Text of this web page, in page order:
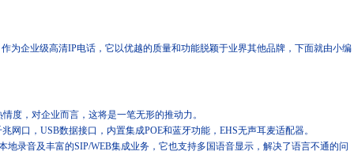
企业级高清IP电话，它以优越的质量和功能脱颖于业界其他品牌，下面就由小编
，对企业而言，这将是一笔无形的推动力。
口，USB数据接口，内置集成POE和蓝牙功能，EHS无声耳麦适配器。
录音及丰富的SIP/WEB集成业务，它也支持多国语音显示，解决了语言不通的问